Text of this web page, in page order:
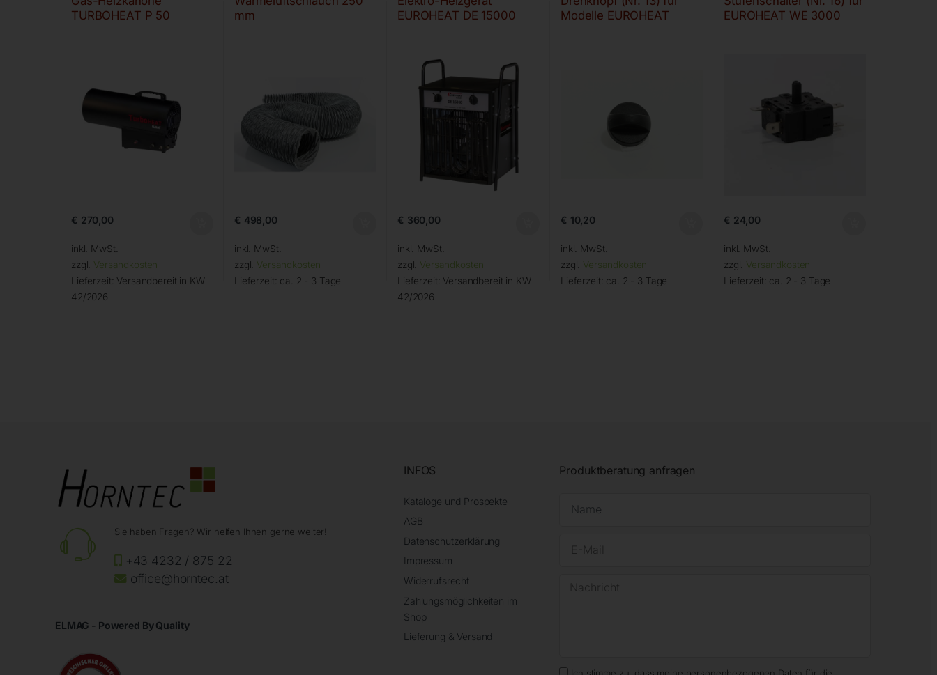
TURBOHEAT P 50
€ 270,00
inkl. MwSt.
zzgl. Versandkosten
Lieferzeit: Versandbereit in KW
42/2026
mm
€ 498,00
inkl. MwSt.
zzgl. Versandkosten
Lieferzeit: ca. 2 - 3 Tage
EUROHEAT DE 15000
€ 360,00
inkl. MwSt.
zzgl. Versandkosten
Lieferzeit: Versandbereit in KW
42/2026
Modelle EUROHEAT
€ 10,20
inkl. MwSt.
zzgl. Versandkosten
Lieferzeit: ca. 2 - 3 Tage
EUROHEAT WE 3000
€ 24,00
inkl. MwSt.
zzgl. Versandkosten
Lieferzeit: ca. 2 - 3 Tage
Sie haben Fragen? Wir helfen Ihnen gerne weiter!
+43 4232 / 875 22
office@horntec.at
ELMAG - Powered By Quality
INFOS
Kataloge und Prospekte
AGB
Datenschutzerklärung
Impressum
Widerrufsrecht
Zahlungsmöglichkeiten im
Shop
Lieferung & Versand
Produktberatung anfragen
Ich stimme zu, dass meine personenbezogenen Daten für die